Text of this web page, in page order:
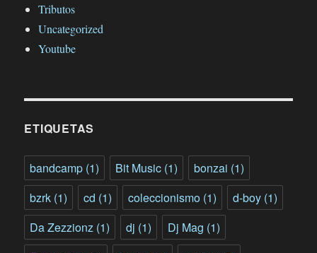
Tributos
Uncategorized
Youtube
ETIQUETAS
bandcamp (1) Bit Music (1) bonzai (1)
bzrk (1) cd (1) coleccionismo (1) d-boy (1)
Da Zezzionz (1) dj (1) Dj Mag (1)